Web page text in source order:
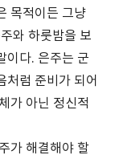
목적이든 그냥
와 하룻밤을 보
이다. 은주는 군
처럼 준비가 되어
가 아닌 정신적
가 해결해야 할